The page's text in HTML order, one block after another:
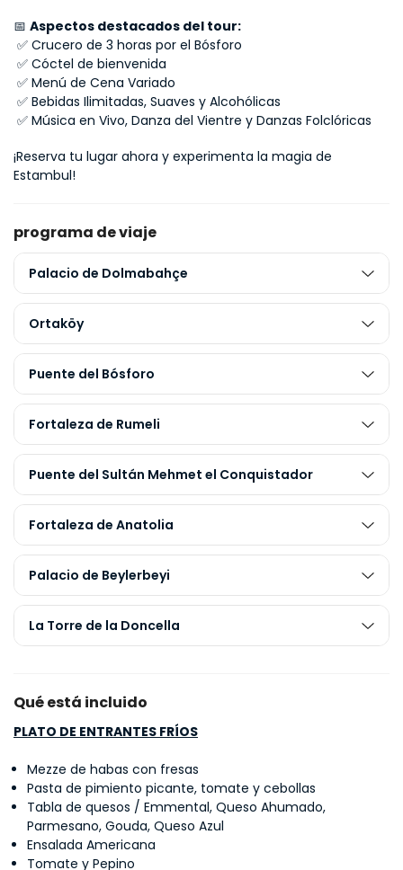
📅 Aspectos destacados del tour:
✅ Crucero de 3 horas por el Bósforo
✅ Cóctel de bienvenida
✅ Menú de Cena Variado
✅ Bebidas Ilimitadas, Suaves y Alcohólicas
✅ Música en Vivo, Danza del Vientre y Danzas Folclóricas
¡Reserva tu lugar ahora y experimenta la magia de
Estambul!
programa de viaje
Palacio de Dolmabahçe
Ortaköy
Puente del Bósforo
Fortaleza de Rumeli
Puente del Sultán Mehmet el Conquistador
Fortaleza de Anatolia
Palacio de Beylerbeyi
La Torre de la Doncella
Qué está incluido
PLATO DE ENTRANTES FRÍOS
Mezze de habas con fresas
Pasta de pimiento picante, tomate y cebollas
Tabla de quesos / Emmental, Queso Ahumado,
Parmesano, Gouda, Queso Azul
Ensalada Americana
Tomate y Pepino